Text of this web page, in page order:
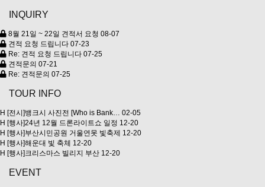
INQUIRY
8월 21일 ~ 22일 견적서 요청 08-07
견적 요청 드립니다 07-23
Re: 견적 요청 드립니다 07-25
견적문의 07-21
Re: 견적문의 07-25
TOUR INFO
H [전시]뱅크시 사진전 [Who is Bank… 02-05
H [행사]24년 12월 드론라이트쇼 일정 12-20
H [행사]부산시민공원 거울연못 빛축제 12-20
H [행사]해운대 빛 축체 12-20
H [행사]크리스마스 빌리지 부산 12-20
EVENT